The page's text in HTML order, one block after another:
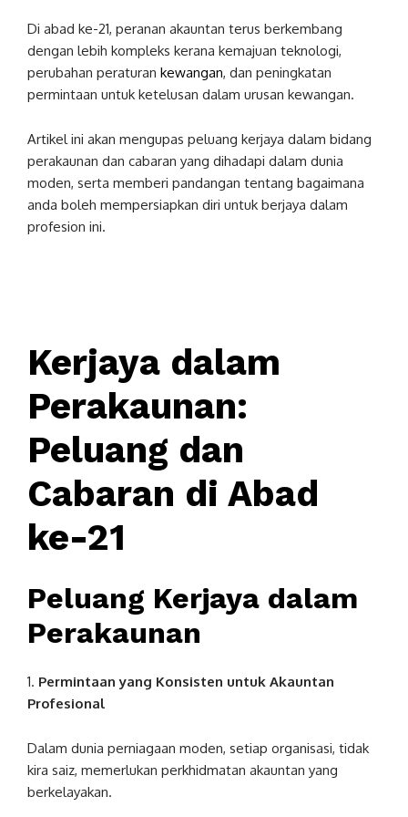
Di abad ke-21, peranan akauntan terus berkembang
dengan lebih kompleks kerana kemajuan teknologi,
perubahan peraturan kewangan, dan peningkatan
permintaan untuk ketelusan dalam urusan kewangan.
Artikel ini akan mengupas peluang kerjaya dalam bidang
perakaunan dan cabaran yang dihadapi dalam dunia
moden, serta memberi pandangan tentang bagaimana
anda boleh mempersiapkan diri untuk berjaya dalam
profesion ini.
Kerjaya dalam
Perakaunan:
Peluang dan
Cabaran di Abad
ke-21
Peluang Kerjaya dalam
Perakaunan
1. Permintaan yang Konsisten untuk Akauntan
Profesional
Dalam dunia perniagaan moden, setiap organisasi, tidak
kira saiz, memerlukan perkhidmatan akauntan yang
berkelayakan.